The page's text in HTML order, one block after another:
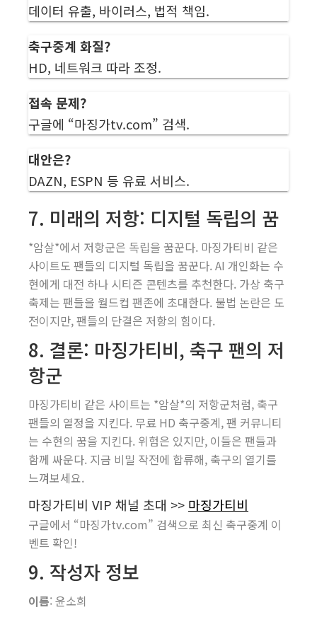
데이터 유출, 바이러스, 법적 책임.
축구중계 화질?
HD, 네트워크 따라 조정.
접속 문제?
구글에 “마징가tv.com” 검색.
대안은?
DAZN, ESPN 등 유료 서비스.
7. 미래의 저항: 디지털 독립의 꿈
*암살*에서 저항군은 독립을 꿈꾼다. 마징가티비 같은
사이트도 팬들의 디지털 독립을 꿈꾼다. AI 개인화는 수
현에게 대전 하나 시티즌 콘텐츠를 추천한다. 가상 축구
축제는 팬들을 월드컵 팬존에 초대한다. 불법 논란은 도
전이지만, 팬들의 단결은 저항의 힘이다.
8. 결론: 마징가티비, 축구 팬의 저
항군
마징가티비 같은 사이트는 *암살*의 저항군처럼, 축구
팬들의 열정을 지킨다. 무료 HD 축구중계, 팬 커뮤니티
는 수현의 꿈을 지킨다. 위험은 있지만, 이들은 팬들과
함께 싸운다. 지금 비밀 작전에 합류해, 축구의 열기를
느껴보세요.
마징가티비 VIP 채널 초대 >> 마징가티비
구글에서 “마징가tv.com” 검색으로 최신 축구중계 이
벤트 확인!
9. 작성자 정보
이름: 윤소희